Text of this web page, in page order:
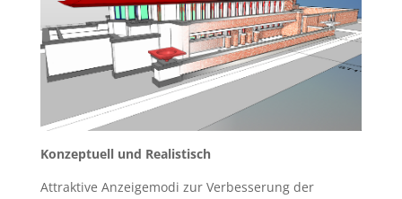
Konzeptuell und Realistisch
Attraktive Anzeigemodi zur Verbesserung der